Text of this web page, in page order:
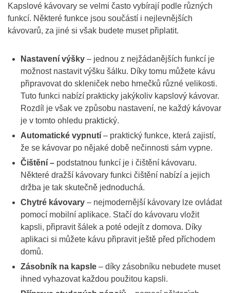
Kapslové kávovary se velmi často vybírají podle různých
funkcí. Některé funkce jsou součástí i nejlevnějších
kávovarů, za jiné si však budete muset připlatit.
Nastavení výšky – jednou z nejžádanějších funkcí je
možnost nastavit výšku šálku. Díky tomu můžete kávu
připravovat do skleniček nebo hrnečků různé velikosti.
Tuto funkci nabízí prakticky jakýkoliv kapslový kávovar.
Rozdíl je však ve způsobu nastavení, ne každý kávovar
je v tomto ohledu praktický.
Automatické vypnutí – praktický funkce, která zajistí,
že se kávovar po nějaké době nečinnosti sám vypne.
Čištění – podstatnou funkcí je i čištění kávovaru.
Některé dražší kávovary funkci čištění nabízí a jejich
držba je tak skutečně jednoduchá.
Chytré kávovary – nejmodernější kávovary lze ovládat
pomocí mobilní aplikace. Stačí do kávovaru vložit
kapsli, připravit šálek a poté odejít z domova. Díky
aplikaci si můžete kávu připravit ještě před příchodem
domů.
Zásobník na kapsle – díky zásobníku nebudete muset
ihned vyhazovat každou použitou kapsli.